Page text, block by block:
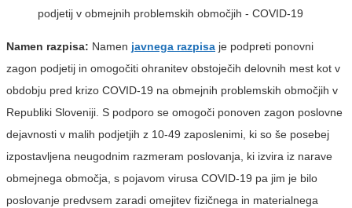
Namen razpisa: Namen javnega razpisa je podpreti ponovni
zagon podjetij in omogočiti ohranitev obstoječih delovnih mest kot v
obdobju pred krizo COVID-19 na obmejnih problemskih območjih v
Republiki Sloveniji. S podporo se omogoči ponoven zagon poslovne
dejavnosti v malih podjetjih z 10-49 zaposlenimi, ki so še posebej
izpostavljena neugodnim razmeram poslovanja, ki izvira iz narave
obmejnega območja, s pojavom virusa COVID-19 pa jim je bilo
poslovanje predvsem zaradi omejitev fizičnega in materialnega